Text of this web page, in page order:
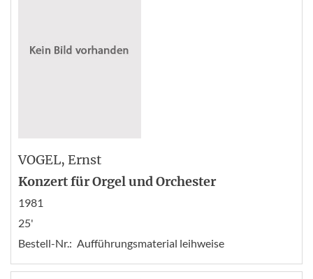
VOGEL, Ernst
Konzert für Orgel und Orchester
1981
25'
Bestell-Nr.: Aufführungsmaterial leihweise